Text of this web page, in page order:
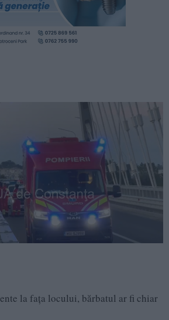
la fața locului, bărbatul ar fi chiar